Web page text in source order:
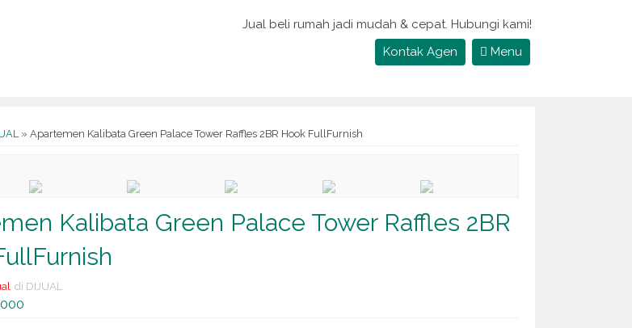
Jual beli rumah jadi mudah & cepat. Hubungi kami!
Kontak Agen
Menu
» Apartemen Kalibata Green Palace Tower Raffles 2BR Hook FullFurnish
Kalibata Green Palace Tower Raffles 2BR
di DIJUAL